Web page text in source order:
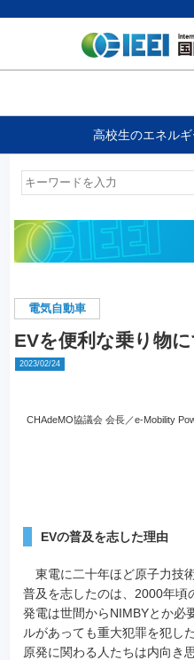
高校生のエネル
電気自動車
EVを便利な乗り物
2023/02/24
CHAdeMO協議会 会長／e-Mobility
EVの普及を志した理由
東電に二十年ほど原子力技
普及を志したのは、2000年頃
発電は世間からNIMBYとか必
ルがあっても重大犯罪を犯し
原発に関わる人たちは内向き